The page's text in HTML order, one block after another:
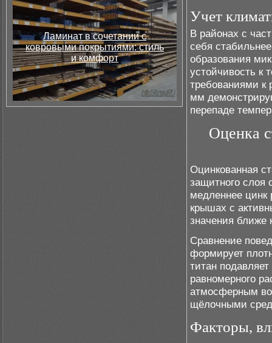
Ламинат в сочетании с
ковровыми покрытиями: стиль
и комфорт
Учет
В районах с
себя
образования
устойчивость к
требованиями к
мм
перепаде
Оценка
Оцинкованная
защитного слоя
медленнее цинк
крышах с
значения ближе
Сравнение
формирует
титан
равномерного
атмосферным
щёлочными
Факторы,